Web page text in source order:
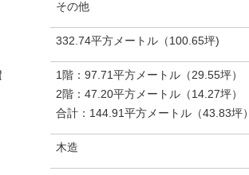
その他
332.74平方メートル（100.65坪)
1階：97.71平方メートル（29.55坪）
2階：47.20平方メートル（14.27坪）
合計：144.91平方メートル（43.83坪）
木造